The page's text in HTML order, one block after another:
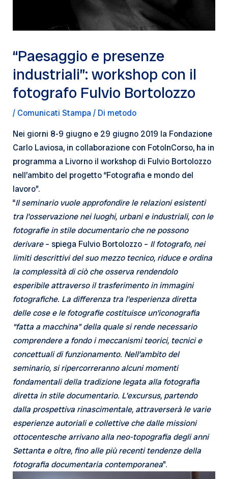
“Paesaggio e presenze
industriali”: workshop con il
fotografo Fulvio Bortolozzo
/ Comunicati Stampa/ Di metodo
Nei giorni 8-9 giugno e 29 giugno 2019 la Fondazione
Carlo Laviosa, in collaborazione con FotoInCorso, ha in
programma a Livorno il workshop di Fulvio Bortolozzo
nell’ambito del progetto “Fotografia e mondo del
lavoro”.
“Il seminario vuole approfondire le relazioni esistenti
tra l’osservazione nei luoghi, urbani e industriali, con le
fotografie in stile documentario che ne possono
derivare– spiega Fulvio Bortolozzo – Il fotografo, nei
limiti descrittivi del suo mezzo tecnico, riduce e ordina
la complessità di ciò che osserva rendendolo
esperibile attraverso il trasferimento in immagini
fotografiche. La differenza tra l’esperienza diretta
delle cose e le fotografie costituisce un’iconografia
“fatta a macchina” della quale si rende necessario
comprendere a fondo i meccanismi teorici, tecnici e
concettuali di funzionamento. Nell’ambito del
seminario, si ripercorreranno alcuni momenti
fondamentali della tradizione legata alla fotografia
diretta in stile documentario. L’excursus, partendo
dalla prospettiva rinascimentale, attraverserà le varie
esperienze autoriali e collettive che dalle missioni
ottocentesche arrivano alla neo-topografia degli anni
Settanta e oltre, fino alle più recenti tendenze della
fotografia documentaria contemporanea”.